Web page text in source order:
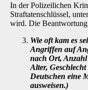
In der Polizeilichen
Straftatenschlüssel,
wird. Die
Wie oft kam es
Angriffen auf
nach Ort,
Alter,
Deutschen eine
ausweisen.)